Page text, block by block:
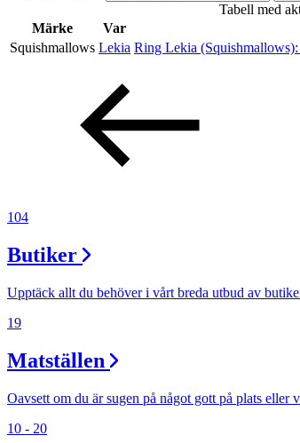
Evenemang
Erbjudanden
Kundklubb
Sök
Öppettider
Praktisk information
Tabell med
Märke
Var
Squishmallows Lekia Ring Lekia (Squishmallows):
104
Butiker
Upptäck allt du behöver i vårt breda utbud av
19
Matställen
Oavsett om du är sugen på något gott på plats eller
10 - 20